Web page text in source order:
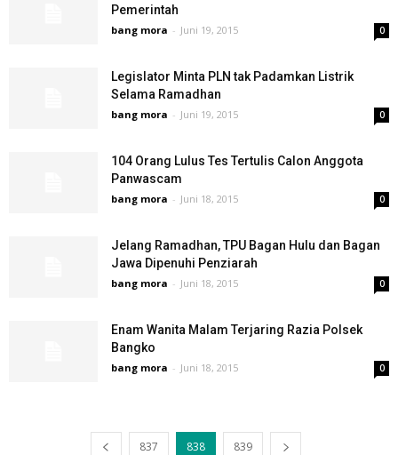
Pemerintah
bang mora - Juni 19, 2015 0
Legislator Minta PLN tak Padamkan Listrik
Selama Ramadhan
bang mora - Juni 19, 2015 0
104 Orang Lulus Tes Tertulis Calon Anggota
Panwascam
bang mora - Juni 18, 2015 0
Jelang Ramadhan, TPU Bagan Hulu dan Bagan
Jawa Dipenuhi Penziarah
bang mora - Juni 18, 2015 0
Enam Wanita Malam Terjaring Razia Polsek
Bangko
bang mora - Juni 18, 2015 0
837 838 839